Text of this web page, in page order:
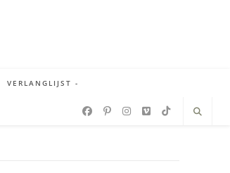
VERLANGLIJST -